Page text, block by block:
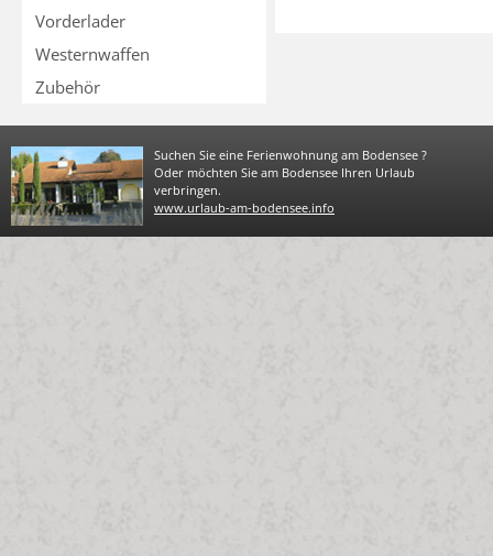
Vorderlader
Westernwaffen
Zubehör
Suchen Sie eine Ferienwohnung am Bodensee ?
Oder möchten Sie am Bodensee Ihren Urlaub
verbringen.
www.urlaub-am-bodensee.info